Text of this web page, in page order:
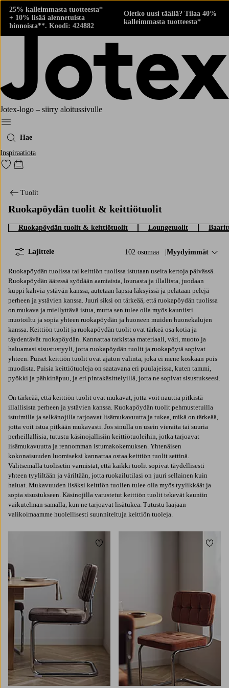
25% kalleimmasta tuotteesta*
+ 10% lisää alennetuista
hinnoista**. Koodi: 424882
Oletko uusi täällä? Tilaa 40%
kalleimmasta tuotteesta*
Jotex-logo – siirry aloitussivulle
Menu
Hae
Inspiraatiota
Siirry merkittyihin suosikkituotteisiin
Siirry ostoskoriin
Tuolit
Ruokapöydän tuolit & keittiötuolit
Ruokapöydän tuolit & keittiötuolit Loungetuolit
102 osumaa Lajittele:
Myydyimmät
Lajittele
Ruokapöydän tuolissa tai keittiön tuolissa istutaan useita kertoja päivässä.
Ruokapöydän ääressä syödään aamiaista, lounasta ja illallista, juodaan
kuppi kahvia ystävän kanssa, autetaan lapsia läksyissä ja pelataan pelejä
perheen ja ystävien kanssa.​ Juuri siksi on tärkeää, että ruokapöydän tuolissa
on mukava ja miellyttävä istua, mutta sen tulee olla myös kauniisti
muotoiltu ja sopia yhteen ruokapöydän ja huoneen muiden huonekalujen
kanssa. Keittiön tuolit ja ruokapöydän tuolit ovat tärkeä osa kotia ja
täydentävät ruokapöydän. Kannattaa tarkistaa materiaali, väri, muoto ja
haluamasi sisustustyyli, jotta ruokapöydän tuolit ja ruokapöytä sopivat
yhteen. Puiset keittiön tuolit ovat ajaton valinta, joka ei mene koskaan pois
muodista. Puisia keittiötuoleja on saatavana eri puulajeissa, kuten tammi,
pyökki ja pähkinäpuu, ja eri pintakäsittelyillä, jotta ne sopivat sisustukseesi.
On tärkeää, että keittiön tuolit ovat mukavat, jotta voit nauttia pitkistä
illallisista perheen ja ystävien kanssa. Ruokapöydän tuolit pehmustetuilla
istuimilla ja selkänojilla tarjoavat lisämukavuutta ja tukea, mikä on tärkeää,
jotta voit istua pitkään mukavasti. Jos sinulla on usein vieraita tai suuria
perheillallisia, tutustu käsinojallisiin keittiötuoleihin, jotka tarjoavat
lisämukavuutta ja rennomman istumakokemuksen. Yhtenäisen
kokonaisuuden luomiseksi kannattaa ostaa keittiön tuolit settinä.
Valitsemalla tuolisetin varmistat, että kaikki tuolit sopivat täydellisesti
yhteen tyyliltään ja väriltään, jotta ruokailutilasi on juuri sellainen kuin
haluat. Mukavuuden lisäksi keittiön tuolien tulee olla myös tyylikkäät ja
sopia sisustukseen. Käsinojilla varustetut keittiön tuolit tekevät kauniin
vaikutelman samalla, kun ne tarjoavat lisätukea. Tutustu laajaan
valikoimaamme huolellisesti suunniteltuja keittiön tuoleja.
Lisää suosikkeihin Lisää